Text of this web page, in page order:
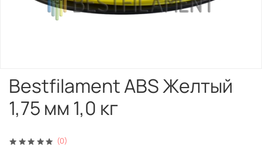
(0)
Bestfilament ABS Желтый
1,75 мм 1,0 кг